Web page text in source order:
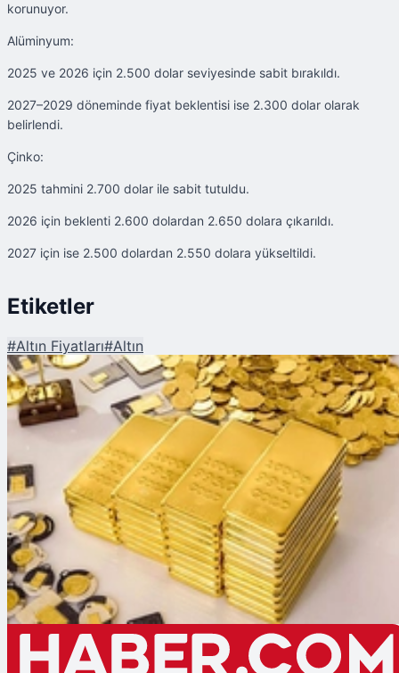
korunuyor.
Alüminyum:
2025 ve 2026 için 2.500 dolar seviyesinde sabit bırakıldı.
2027–2029 döneminde fiyat beklentisi ise 2.300 dolar olarak
belirlendi.
Çinko:
2025 tahmini 2.700 dolar ile sabit tutuldu.
2026 için beklenti 2.600 dolardan 2.650 dolara çıkarıldı.
2027 için ise 2.500 dolardan 2.550 dolara yükseltildi.
Etiketler
#Altın Fiyatları#Altın
Şu An Okunan
Dev Bankadan 2025'te Altın İçin Rekor Beklenti
Piyasalar
ALTIN
---- —%